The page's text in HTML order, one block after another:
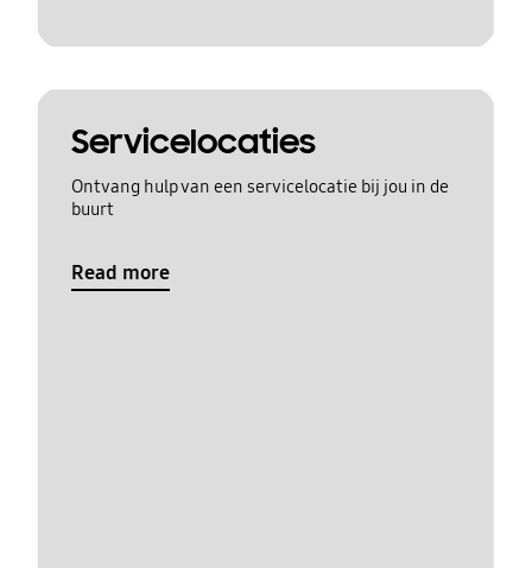
Servicelocaties
Ontvang hulp van een servicelocatie bij jou in de
buurt
Read more